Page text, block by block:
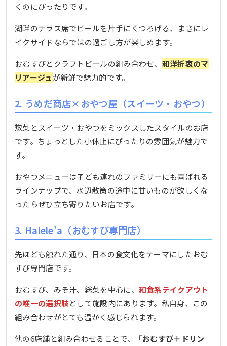
くのにぴったりです。
湖畔のテラス席でビールを片手にくつろげる、まさにレ
イクサイドならではの過ごし方が楽しめます。
おむすびとクラフトビールの組み合わせ、 和洋折衷のマ
リアージュが新鮮で魅力的です。
2. うめだ商店×おやつ屋（スイーツ・おやつ）
惣菜とスイーツ・おやつをミックスしたスタイルのお店
です。ちょっとした小休止にぴったりの雰囲気が魅力で
す。
おやつメニューは子ども連れのファミリーにも喜ばれる
ラインナップで、水辺散策の途中に甘いものが欲しくな
ったらぜひ立ち寄りたいお店です。
3. Halele'a（おむすび専門店）
先ほども触れた通り、日本の食文化をテーマにしたおむ
すび専門店です。
おむすび、みそ汁、総菜を中心に、 和食系テイクアウト
の唯一の選択肢として施設内にあります。私自身、この
組み合わせがとても温かく感じられます。
他の6店舗と組み合わせることで、
「おむすび＋ドリン